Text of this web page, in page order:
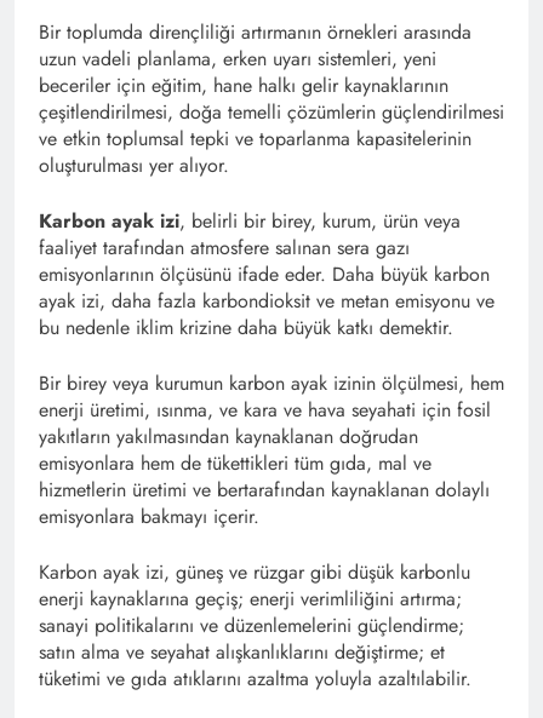
Bir toplumda dirençliliği artırmanın örnekleri arasında
uzun vadeli planlama, erken uyarı sistemleri, yeni
beceriler için eğitim, hane halkı gelir kaynaklarının
çeşitlendirilmesi, doğa temelli çözümlerin güçlendirilmesi
ve etkin toplumsal tepki ve toparlanma kapasitelerinin
oluşturulması yer alıyor.
Karbon ayak izi, belirli bir birey, kurum, ürün veya
faaliyet tarafından atmosfere salınan sera gazı
emisyonlarının ölçüsünü ifade eder. Daha büyük karbon
ayak izi, daha fazla karbondioksit ve metan emisyonu ve
bu nedenle iklim krizine daha büyük katkı demektir.
Bir birey veya kurumun karbon ayak izinin ölçülmesi, hem
enerji üretimi, ısınma, ve kara ve hava seyahati için fosil
yakıtların yakılmasından kaynaklanan doğrudan
emisyonlara hem de tükettikleri tüm gıda, mal ve
hizmetlerin üretimi ve bertarafından kaynaklanan dolaylı
emisyonlara bakmayı içerir.
Karbon ayak izi, güneş ve rüzgar gibi düşük karbonlu
enerji kaynaklarına geçiş; enerji verimliliğini artırma;
sanayi politikalarını ve düzenlemelerini güçlendirme;
satın alma ve seyahat alışkanlıklarını değiştirme; et
tüketimi ve gıda atıklarını azaltma yoluyla azaltılabilir.